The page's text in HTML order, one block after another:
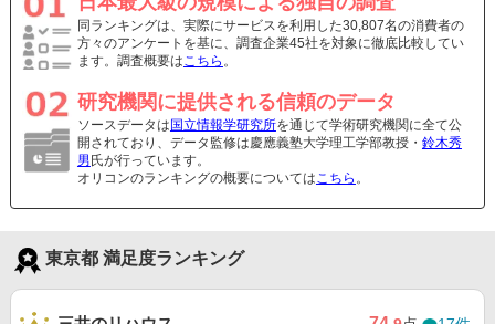
同ランキングは、実際にサービスを利用した30,807名の消費者の
方々のアンケートを基に、調査企業45社を対象に徹底比較してい
ます。調査概要はこちら 。
研究機関に提供される信頼のデータ
ソースデータは 国立情報学研究所を通じて学術研究機関に全て公
開されており、データ監修は慶應義塾大学理工学部教授・ 鈴木秀
男 氏が行っています。
オリコンのランキングの概要についてはこちら 。
東京都 満足度ランキング